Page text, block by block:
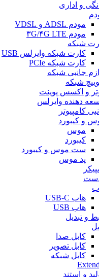
و اداری
مودم ADSL و VDSL
مودم ۳G/۴G LTE
شبکه
کارت شبکه وایرلس USB
کارت شبکه PCIe
جانبی شبکه
شبکه
و اکسس پوینت
دهنده وایرلس
کامپیوتر
و کیبورد
موس
کیبورد
ست موس و کیبورد
پد موس
هاب USB-C
هاب USB
و تبدیل
کابل صدا
کابل تصویر
کابل شبکه
و استند